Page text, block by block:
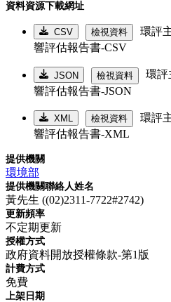
資料資源下載網址
CSV 檢視資料
環評
響評估報告書-CSV
JSON 檢視資料
環評
響評估報告書-JSON
XML 檢視資料
環評
響評估報告書-XML
提供機關
環境部
提供機關聯絡人姓名
黃先生 ((02)2311-7722#2742)
更新頻率
不定期更新
授權方式
政府資料開放授權條款-第1版
計費方式
免費
上架日期